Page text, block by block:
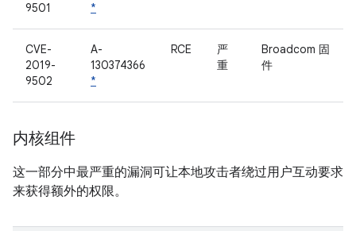
9501
*
CVE-
2019-
9502
A-
130374366
*
RCE
严
重
Broadcom 固
件
内核组件
这一部分中最严重的漏洞可让本地攻击者绕过用户互动要求
来获得额外的权限。